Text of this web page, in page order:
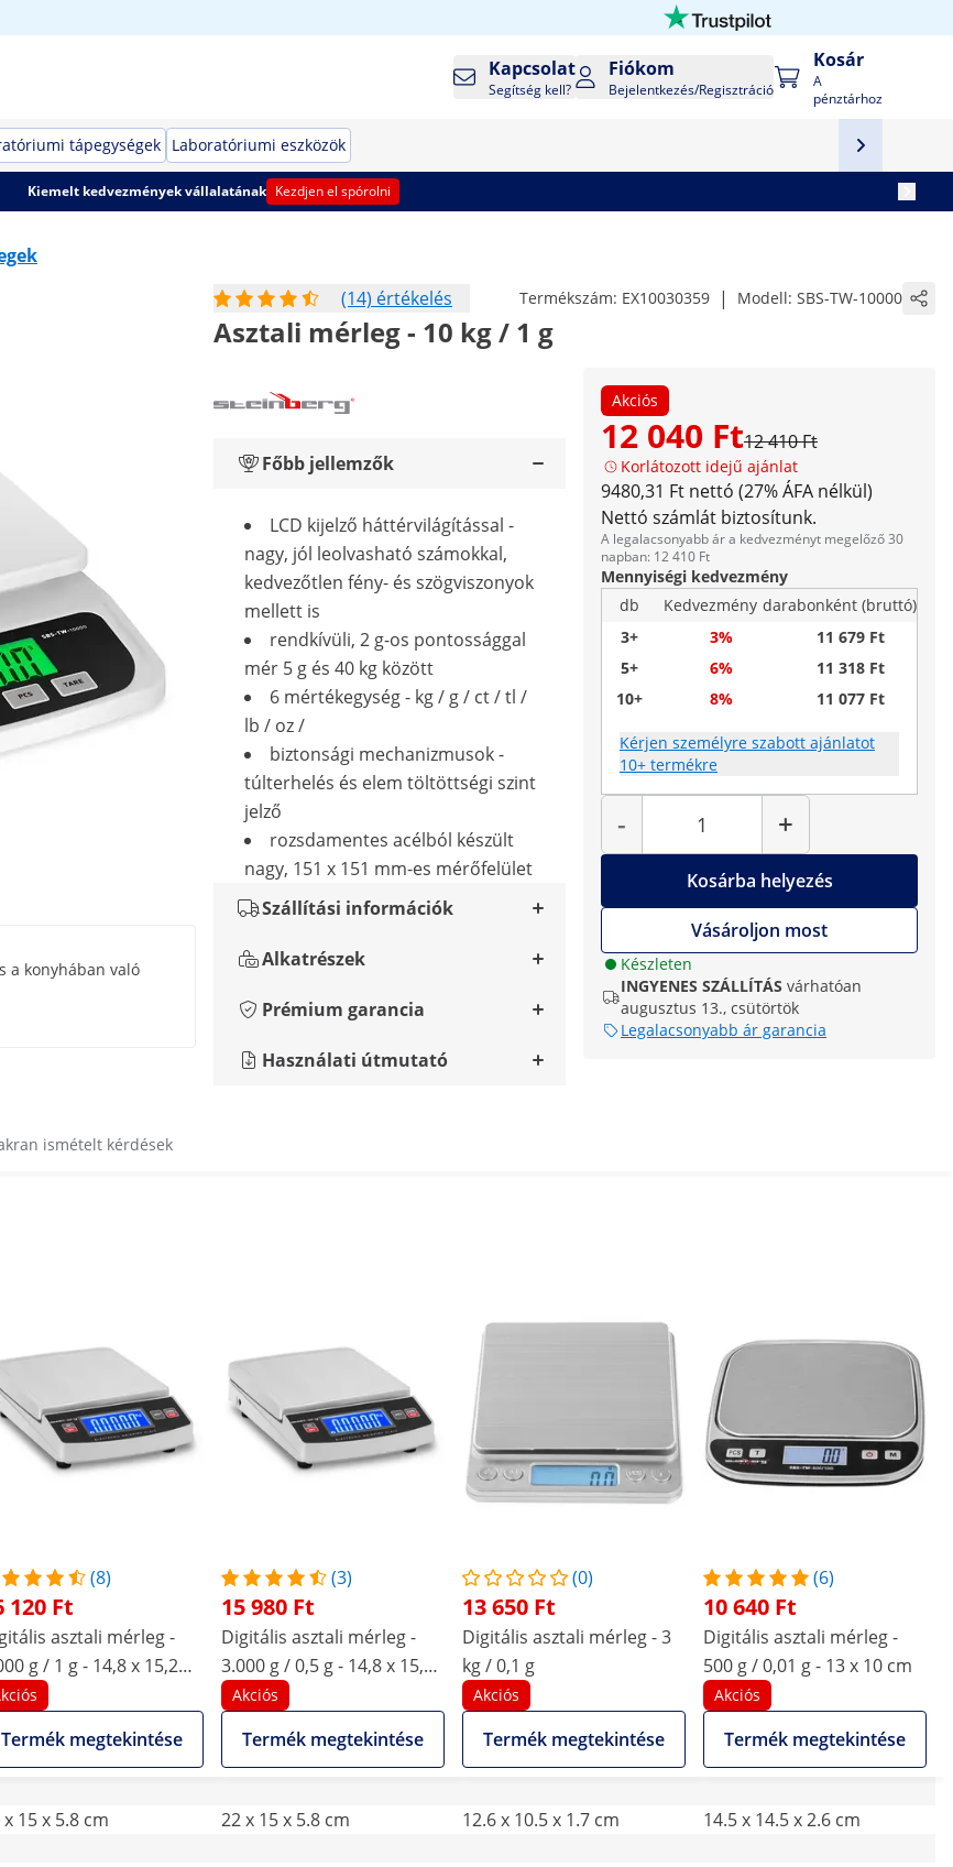
Kapcsolat
Segítség kell?
Fiókom
Bejelentkezés/Regisztráció
Kosár
A
pénztárhoz
tápegységek Laboratóriumi eszközök
Kiemelt kedvezmények vállalatának Kezdjen el spórolni
(14) értékelés
Termékszám: EX10030359 | Modell: SBS-TW-10000
Asztali mérleg - 10 kg / 1 g
Akciós
12 040 Ft12 410 Ft
Korlátozott idejű ajánlat
9480,31 Ft nettó (27% ÁFA nélkül)
Nettó számlát biztosítunk.
A legalacsonyabb ár a kedvezményt megelőző 30
napban: 12 410 Ft
Mennyiségi kedvezmény
db
Kedvezmény darabonként (bruttó)
3+
3%
11 679 Ft
5+
6%
11 318 Ft
10+
8% 11 077 Ft
Kérjen személyre szabott ajánlatot
10+ termékre
-
Mennyiség
+
Kosárba helyezés
Vásároljon most
Készleten
INGYENES SZÁLLÍTÁS várhatóan
augusztus 13., csütörtök
Legalacsonyabb ár garancia
Főbb jellemzők
LCD kijelző háttérvilágítással -
nagy, jól leolvasható számokkal,
kedvezőtlen fény- és szögviszonyok
mellett is
rendkívüli, 2 g-os pontossággal
mér 5 g és 40 kg között
6 mértékegység - kg / g / ct / tl /
lb / oz /
biztonsági mechanizmusok -
túlterhelés és elem töltöttségi szint
jelző
rozsdamentes acélból készült
nagy, 151 x 151 mm-es mérőfelület
Szállítási információk
Alkatrészek
Prémium garancia
Használati útmutató
a konyhában való
ismételt kérdések
(8)
120 Ft
asztali mérleg -
g / 1 g - 14,8 x 15,2
- LCD
Termék megtekintése
(3)
15 980 Ft
Digitális asztali mérleg -
3.000 g / 0,5 g - 14,8 x 15,2
cm - LCD
Akciós
Termék megtekintése
(0)
13 650 Ft
Digitális asztali mérleg - 3
kg / 0,1 g
Akciós
Termék megtekintése
(6)
10 640 Ft
Digitális asztali mérleg -
500 g / 0,01 g - 13 x 10 cm
Akciós
Termék megtekintése
x 15 x 5.8 cm 22 x 15 x 5.8 cm 12.6 x 10.5 x 1.7 cm
14.5 x 14.5 x 2.6 cm